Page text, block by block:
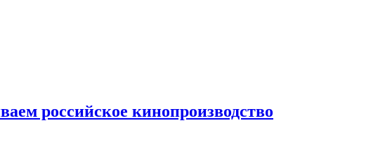
российское кинопроизводство